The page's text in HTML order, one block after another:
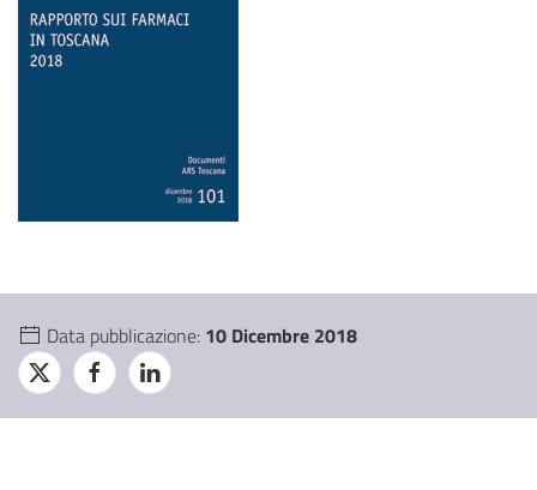
Data pubblicazione: 10 Dicembre 2018